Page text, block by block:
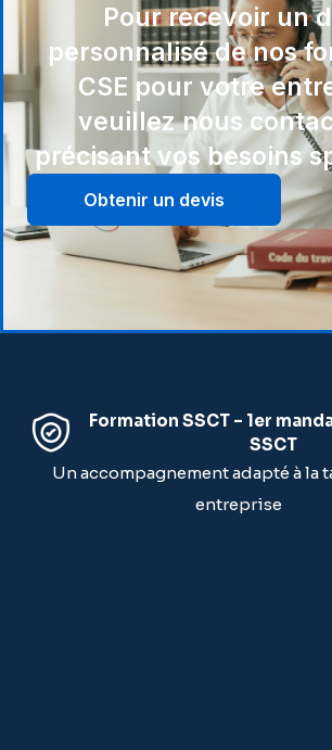
Pour recevoir un
personnalisé de nos
CSE pour votre
veuillez nous
précisant vos besoins
Obtenir un devis
Formation SSCT – 1er
SSCT
Un accompagnement adapté à la
entreprise